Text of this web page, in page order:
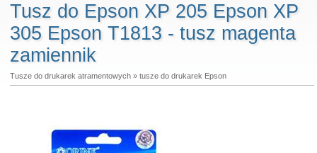
Tusz do Epson XP 205 Epson XP
305 Epson T1813 - tusz magenta
zamiennik
Tusze do drukarek atramentowych» tusze do drukarek Epson